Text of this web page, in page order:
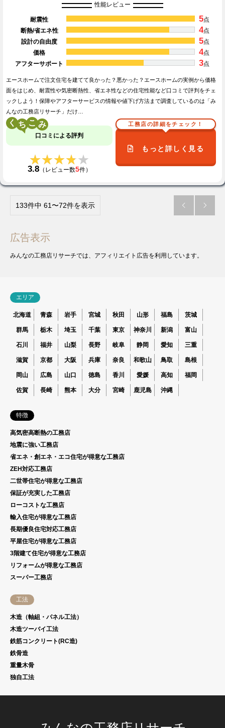
性能レビュー
耐震性 5点
断熱/省エネ性
4点
設計の自由度
5点
価格
4点
アフターサポート
3点
エースホームで注文住宅を建てて良かった？悪かった？エースホームの実例から価格
面をはじめ、耐震性や気密断熱性、省エネ性などの住宅性能など口コミで評判をチェ
ックしよう！保障やアフターサービスの情報や値下げ方法まで調査しているのは「み
んなの工務店リサーチ」だけ…
く こ
口コミによる評判
★★★★★
★★★★★
3.8（レビュー数5件）
工務店の詳細をチェック！
もっと詳しく見る
133件中 61〜72件を表示  
広告表示
みんなの工務店リサーチでは、アフィリエイト広告を利用しています。
エリア
北海道 青森 岩手 宮城 秋田 山形 福島 茨城
群馬 栃木 埼玉 千葉 東京 神奈川 新潟 富山
石川 福井 山梨 長野 岐阜 静岡 愛知 三重
滋賀 京都 大阪 兵庫 奈良 和歌山 鳥取 島根
岡山 広島 山口 徳島 香川 愛媛 高知 福岡
佐賀 長崎 熊本 大分 宮崎 鹿児島 沖縄
特徴
高気密高断熱の工務店
地震に強い工務店
省エネ・創エネ・エコ住宅が得意な工務店
ZEH対応工務店
二世帯住宅が得意な工務店
保証が充実した工務店
ローコストな工務店
輸入住宅が得意な工務店
長期優良住宅対応工務店
平屋住宅が得意な工務店
3階建て住宅が得意な工務店
リフォームが得意な工務店
スーパー工務店
工法
木造（軸組・パネル工法）
木造ツーバイ工法
鉄筋コンクリート(RC造)
鉄骨造
重量木骨
独自工法